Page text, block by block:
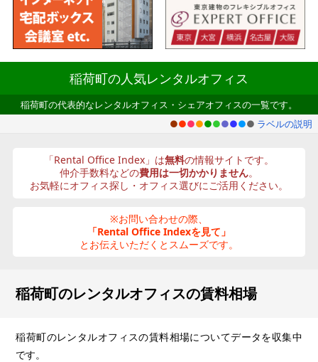
稲荷町の人気レンタルオフィス
稲荷町の代表的なレンタルオフィス・シェアオフィスの一覧です。
●●●●●●●●●● ラベルの説明
「Rental Office Index」は無料の情報サイトです。
仲介手数料などの費用は一切かかりません。
お気軽にオフィス探し・オフィス選びにご活用ください。
※お問い合わせの際、
「Rental Office Indexを見て」
とお伝えいただくとスムーズです。
稲荷町のレンタルオフィスの賃料相場
稲荷町のレンタルオフィスの賃料相場についてデータを収集中
です。